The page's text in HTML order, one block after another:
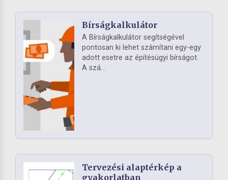
Bírságkalkulátor
A Bírságkalkulátor segítségével
pontosan ki lehet számítani egy-egy
adott esetre az építésügyi bírságot.
A szá...
Tervezési alaptérkép a
gyakorlatban